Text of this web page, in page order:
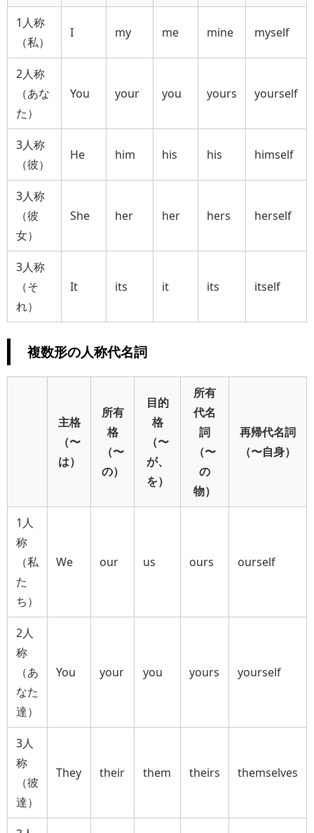
1人称
（私）
I my me mine myself
2人称
（あな
た）
You your you yours yourself
3人称
（彼）
He him his his himself
3人称
（彼
女）
She her her hers herself
3人称
（そ
れ）
It its it its itself
複数形の人称代名詞
主格
（〜
は）
所有
格
（〜
の）
目的
格
（〜
が、
を）
所有
代名
詞
（〜
の
物）
再帰代名詞
（〜自身）
1人
称
（私
た
ち）
We our us ours ourself
2人
称
（あ
なた
達）
You your you yours yourself
3人
称
（彼
達）
They their them theirs themselves